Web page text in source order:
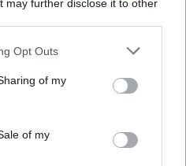
may further disclose it to other
uses one or more Google
behaviour. You may click to
and its third-party tags to
purposes in below Google
Opt Outs
of my
of my
della riabilitazione e il